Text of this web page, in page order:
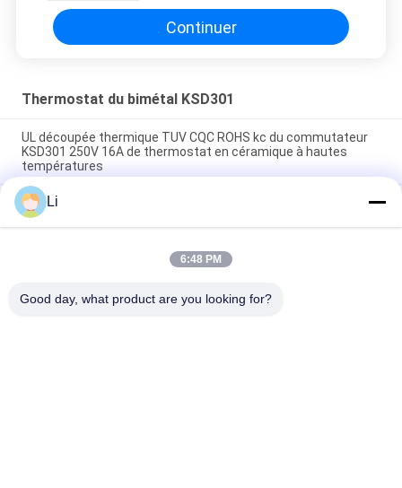
Continuer
Thermostat du bimétal KSD301
UL découpée thermique TUV CQC ROHS kc du commutateur
KSD301 250V 16A de thermostat en céramique à hautes
températures
Thermostats instantanés d'action de disque bimétallique,
commutateur de commande limité de basse température
H31 250V 10 13C
Le type instantané puissance bimétallique d'action à C.A.
Li
6:48 PM
Good day, what product are you looking for?